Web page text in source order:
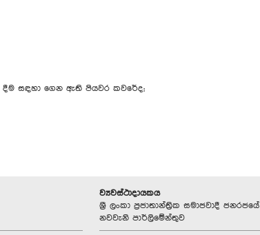
දීම සඳහා ගෙන ඇති පියවර කවරේද;
ව්‍යවස්ථාදායකය
ශ්‍රී ලංකා ප්‍රජාතාන්ත්‍රික සමාජවාදී ජනරජයේ
නවවැනි පාර්ලිමේන්තුව